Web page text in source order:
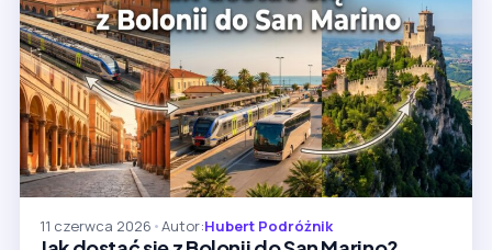
11 czerwca 2026 •Autor:Hubert Podróżnik